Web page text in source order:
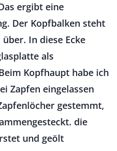
ergibt eine
Der Kopfbalken steht
In diese Ecke
als
Kopfhaupt habe ich
Zapfen eingelassen
gestemmt,
die
und geölt